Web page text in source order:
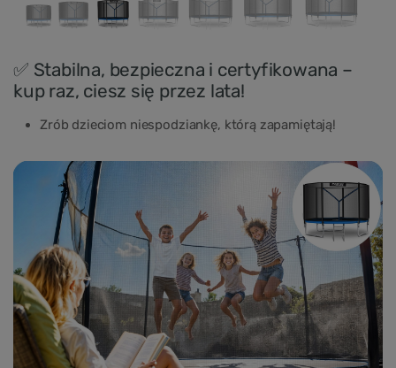
✅ Stabilna, bezpieczna i certyfikowana –
kup raz, ciesz się przez lata!
Zrób dzieciom niespodziankę, którą zapamiętają!